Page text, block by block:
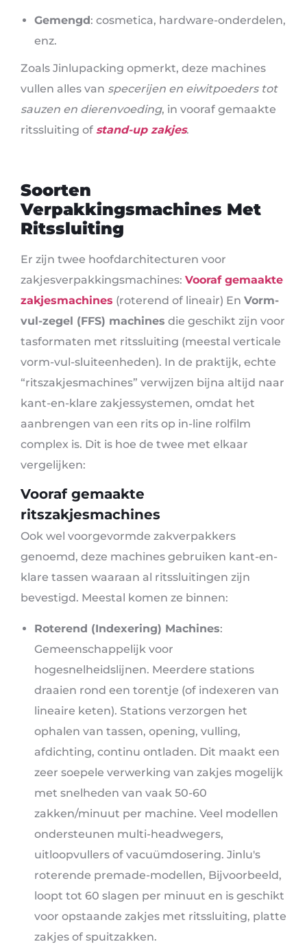
Gemengd: cosmetica, hardware-onderdelen,
enz.
Zoals Jinlupacking opmerkt, deze machines
vullen alles van specerijen en eiwitpoeders tot
sauzen en dierenvoeding, in vooraf gemaakte
ritssluiting of stand-up zakjes.
Soorten
Verpakkingsmachines Met
Ritssluiting
Er zijn twee hoofdarchitecturen voor
zakjesverpakkingsmachines: Vooraf gemaakte
zakjesmachines (roterend of lineair) En Vorm-
vul-zegel (FFS) machines die geschikt zijn voor
tasformaten met ritssluiting (meestal verticale
vorm-vul-sluiteenheden). In de praktijk, echte
“ritszakjesmachines” verwijzen bijna altijd naar
kant-en-klare zakjessystemen, omdat het
aanbrengen van een rits op in-line rolfilm
complex is. Dit is hoe de twee met elkaar
vergelijken:
Vooraf gemaakte
ritszakjesmachines
Ook wel voorgevormde zakverpakkers
genoemd, deze machines gebruiken kant-en-
klare tassen waaraan al ritssluitingen zijn
bevestigd. Meestal komen ze binnen:
Roterend (Indexering) Machines:
Gemeenschappelijk voor
hogesnelheidslijnen. Meerdere stations
draaien rond een torentje (of indexeren van
lineaire keten). Stations verzorgen het
ophalen van tassen, opening, vulling,
afdichting, continu ontladen. Dit maakt een
zeer soepele verwerking van zakjes mogelijk
met snelheden van vaak 50-60
zakken/minuut per machine. Veel modellen
ondersteunen multi-headwegers,
uitloopvullers of vacuümdosering. Jinlu's
roterende premade-modellen, Bijvoorbeeld,
loopt tot 60 slagen per minuut en is geschikt
voor opstaande zakjes met ritssluiting, platte
zakjes of spuitzakken.